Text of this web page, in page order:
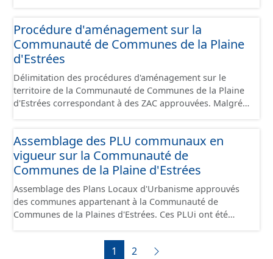
standards. Ce jeu de données comprend uniquement les
données avec un statut "en service", "en travaux" ou
"provisoire".
individuel (SPANC).
Procédure d'aménagement sur la
Communauté de Communes de la Plaine
d'Estrées
Délimitation des procédures d'aménagement sur le
territoire de la Communauté de Communes de la Plaine
d'Estrées correspondant à des ZAC approuvées. Malgré
Assemblage des PLU communaux en
vigueur sur la Communauté de
Communes de la Plaine d'Estrées
Assemblage des Plans Locaux d'Urbanisme approuvés
des communes appartenant à la Communauté de
Communes de la Plaines d'Estrées. Ces PLUi ont été
du CNIG et contiennent les pièces administratives, le
rapport de présentation, le PADD, les règlements écrits
1 2